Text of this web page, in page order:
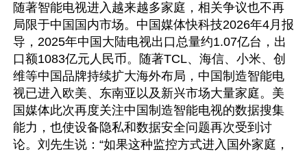
随著智能电视进入越来越多家庭，相关争议也不再
局限于中国国内市场。中国媒体快科技2026年4月报
导，2025年中国大陆电视出口总量约1.07亿台，出
口额1083亿元人民币。随著TCL、海信、小米、创
维等中国品牌持续扩大海外布局，中国制造智能电
视已进入欧美、东南亚以及新兴市场大量家庭。美
国媒体此次再度关注中国制造智能电视的数据搜集
能力，也使设备隐私和数据安全问题再次受到讨
论。刘先生说：“如果这种监控方式进入国外家庭，